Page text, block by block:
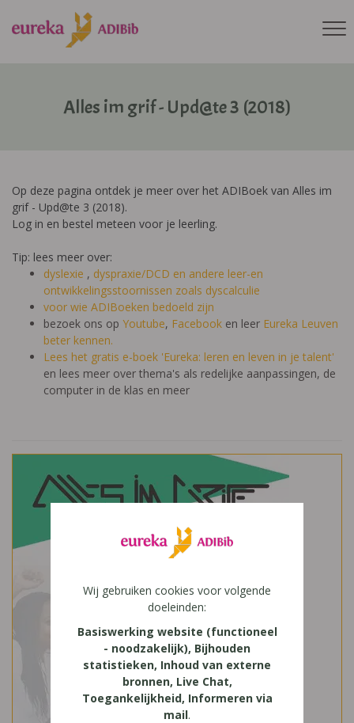
Alles im grif - Upd@te 3 (2018)
Op deze pagina ontdek je meer over het ADIBoek van Alles im
grif - Upd@te 3 (2018).
Log in en bestel meteen voor je leerling.
Tip: lees meer over:
dyslexie , dyspraxie/DCD en andere leer-en
ontwikkelingsstoornissen zoals dyscalculie
voor wie ADIBoeken bedoeld zijn
bezoek ons op Youtube, Facebook en leer Eureka Leuven
beter kennen.
Lees het gratis e-boek 'Eureka: leren en leven in je talent'
en lees meer over thema's als redelijke aanpassingen, de
computer in de klas en meer
Wij gebruiken cookies voor volgende
doeleinden:
Basiswerking website (functioneel
- noodzakelijk), Bijhouden
statistieken, Inhoud van externe
bronnen, Live Chat,
Toegankelijkheid, Informeren via
mail.